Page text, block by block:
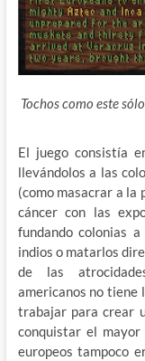
Tochos como este
El juego consistía
llevándolos a las
(como masacrar a la
cáncer con las
fundando colonias
indios o matarlos
de las
americanos no tiene
trabajar para crear
conquistar el
europeos tampoco